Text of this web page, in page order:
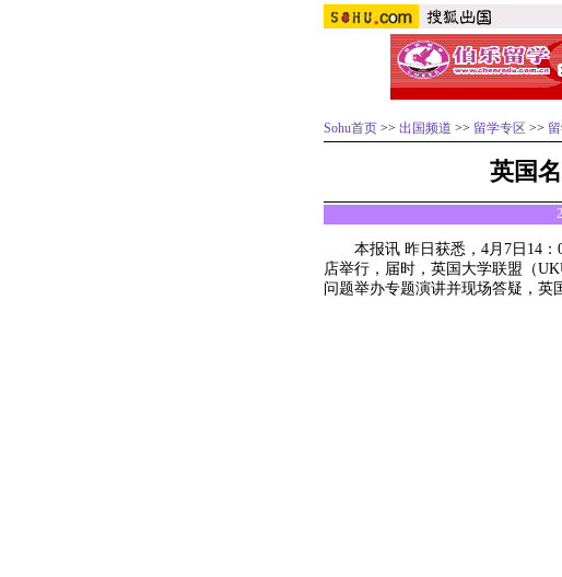
Sohu首页 >> 出国频道 >> 留学专区 >>
英国
本报讯 昨日获悉，4月7日14：
店举行，届时，英国大学联盟（
问题举办专题演讲并现场答疑，英